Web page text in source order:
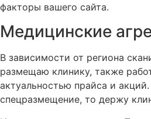
факторы вашего сайта.
Медицинские
В зависимости от региона
размещаю клинику, также
актуальностью прайса и
спецразмещение, то держу